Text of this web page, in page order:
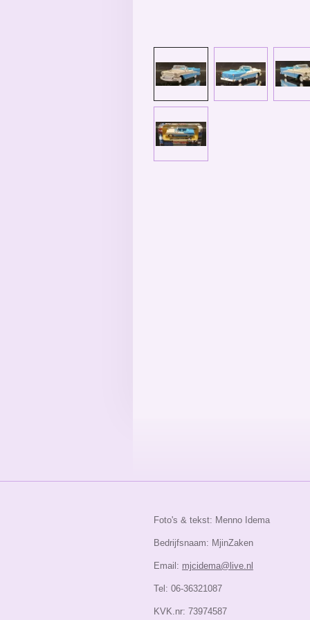
Foto's & tekst: Menno Idema
Bedrijfsnaam: MjinZaken
Email: mjcidema@live.nl
Tel: 06-36321087
KVK.nr: 73974587